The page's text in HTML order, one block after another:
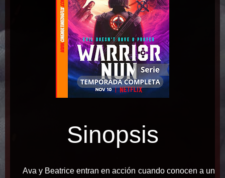
Sinopsis
Ava y Beatrice entran en acción cuando conocen a un